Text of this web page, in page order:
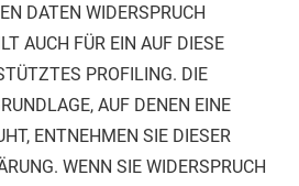
DATEN WIDERSPRUCH
AUCH FÜR EIN AUF DIESE
PROFILING. DIE
AUF DENEN EINE
ENTNEHMEN SIE DIESER
WENN SIE WIDERSPRUCH